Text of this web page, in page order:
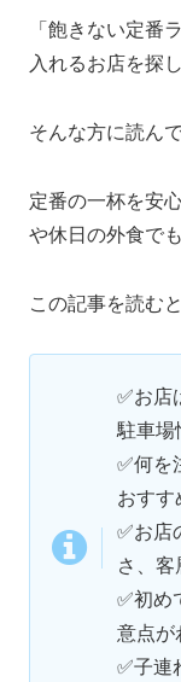
「飽きない定番
入れるお店を探
そんな方に読ん
定番の一杯を安
や休日の外食で
この記事を読む
✅お
駐車場
✅何
おすす
✅お店
さ、客
✅初め
意点が
✅子連